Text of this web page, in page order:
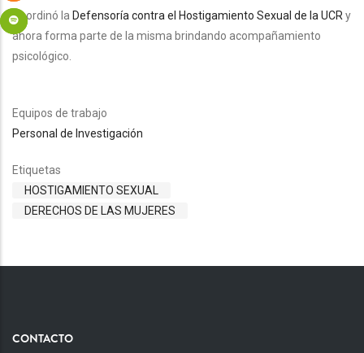
Coordinó la Defensoría contra el Hostigamiento Sexual de la UCRy
ahora forma parte de la misma brindando acompañamiento
psicológico.
Equipos de trabajo
Personal de Investigación
Etiquetas
HOSTIGAMIENTO SEXUAL
DERECHOS DE LAS MUJERES
CONTACTO